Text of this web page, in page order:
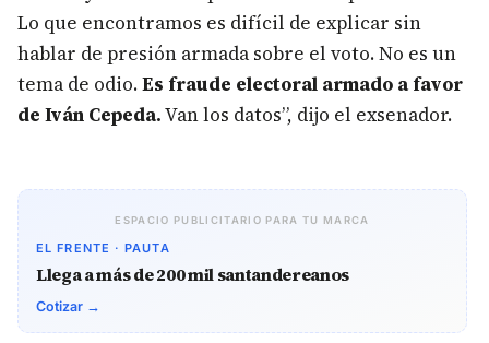
Lo que encontramos es difícil de explicar sin
hablar de presión armada sobre el voto. No es un
tema de odio.Es fraude electoral armado a favor
de Iván Cepeda.Van los datos”, dijo el exsenador.
ESPACIO PUBLICITARIO PARA TU MARCA
EL FRENTE · PAUTA
Llega a más de 200 mil santandereanos
Cotizar →